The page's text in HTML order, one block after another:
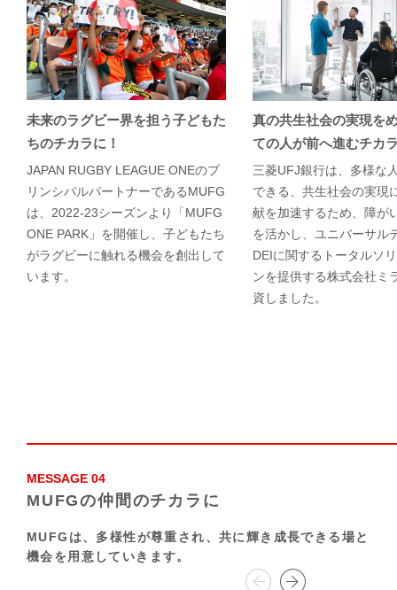
未来のラグビー界を担う子どもた
ちのチカラに！
JAPAN RUGBY LEAGUE ONEのプ
リンシパルパートナーであるMUFG
は、2022-23シーズンより「MUFG
ONE PARK」を開催し、子どもたち
がラグビーに触れる機会を創出して
います。
真の共生社会の実現を
ての人が前へ進むチカ
三菱UFJ銀行は、多様な
できる、共生社会の実現
献を加速するため、障が
を活かし、ユニバーサル
DEIに関するトータルソ
ンを提供する株式会社ミ
資しました。
MESSAGE 04
MUFGの仲間のチカラに
MUFGは、多様性が尊重され、 共に輝き成長できる場と
機会を用意していきます。